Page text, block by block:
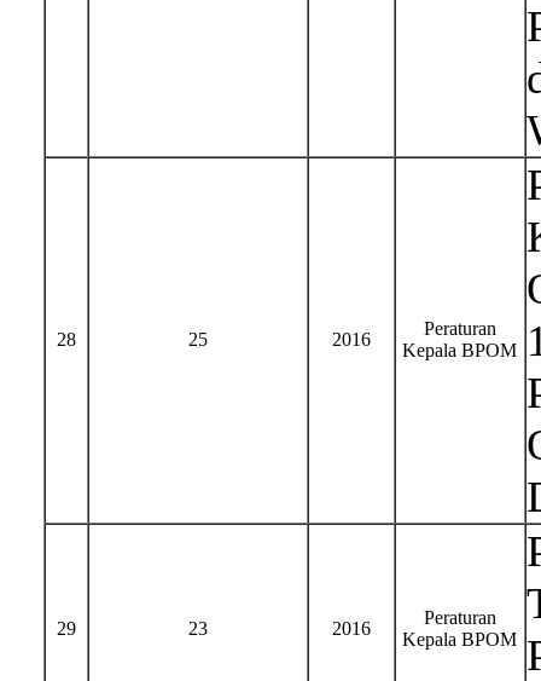
28 25 2016
Peraturan
Kepala BPOM
29 23 2016
Peraturan
Kepala BPOM